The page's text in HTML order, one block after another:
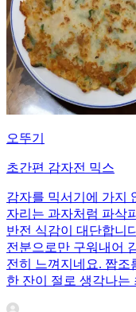
오뚜기
초간편 감자전 믹스
감자를 믹서기에 가지
자리는 과자처럼 파삭
반전 식감이 대단합니
전분으로만 구워내어
전히 느껴지네요. 짭조
한 잔이 절로 생각나는